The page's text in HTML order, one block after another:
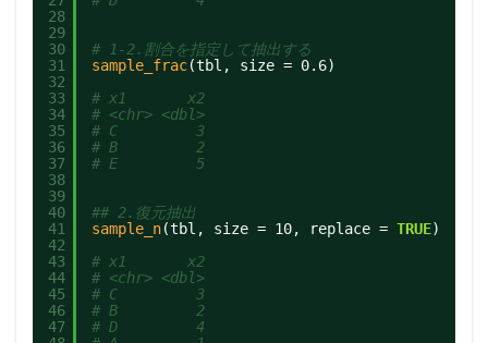
28
29
30
31
32
33
34
35
36
37
38
39
40
41
42
43
44
45
46
47
# 1-2.割合を指定して抽出する
sample_frac(tbl, size = 0.6)
# x1       x2
# <chr> <dbl>
# C         3
# B         2
# E         5
## 2.復元抽出
sample_n(tbl, size = 10, replace = TRUE)
# x1       x2
# <chr> <dbl>
# C         3
# B         2
# D         4